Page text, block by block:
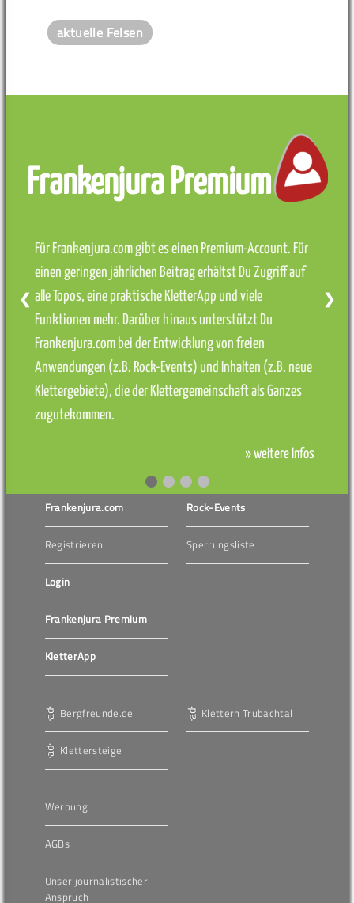
aktuelle Felsen
Frankenjura Premium
Für Frankenjura.com gibt es einen Premium-Account. Für
einen geringen jährlichen Beitrag erhältst Du Zugriff auf
alle Topos, eine praktische KletterApp und viele
Funktionen mehr. Darüber hinaus unterstützt Du
Frankenjura.com bei der Entwicklung von freien
Anwendungen (z.B. Rock-Events) und Inhalten (z.B. neue
Klettergebiete), die der Klettergemeinschaft als Ganzes
zugutekommen.
» weitere Infos
❮ ❯
Frankenjura.com
Registrieren
Login
Frankenjura Premium
KletterApp
Rock-Events
Sperrungsliste
Bergfreunde.de
Klettersteige
Klettern Trubachtal
Werbung
AGBs
Unser journalistischer
Anspruch